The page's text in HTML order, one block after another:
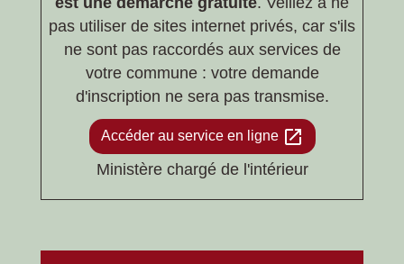
pas utiliser de sites internet privés, car s'ils
ne sont pas raccordés aux services de
votre commune : votre demande
d'inscription ne sera pas transmise.
Accéder au service en ligne open_in_new
Ministère chargé de l'intérieur